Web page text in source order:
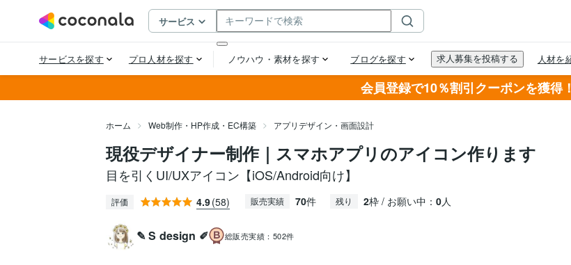
会員登録で10％割引クーポンを獲得！
ホーム Web制作・HP作成・EC構築 アプリデザイン・画面設計
現役デザイナー制作｜スマホアプリのアイコン作ります
目を引くUI/UXアイコン【iOS/Android向け】
評価 4.9(58) 販売実績 70件 残り 2枠 / お願い中： 0人
✎ S design ✐ 総販売実績： 502件